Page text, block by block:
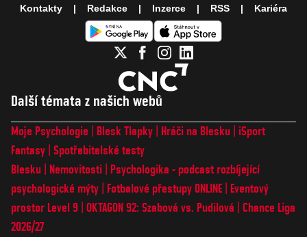
Další témata z našich webů
Moje Psychologie Blesk Tlapky Hráči na Blesku
iSport
Fantasy Spotřebitelské testy
Blesku
Nemovitosti
Psychologika - podcast rozbíjející
psychologické mýty
Fotbalové přestupy ONLINE
Eventový
prostor Level 9 OKTAGON 92: Szabová vs. Pudilová
Chance Liga
2026/27
Kontakty Redakce Inzerce RSS Kariéra